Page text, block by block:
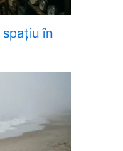
în